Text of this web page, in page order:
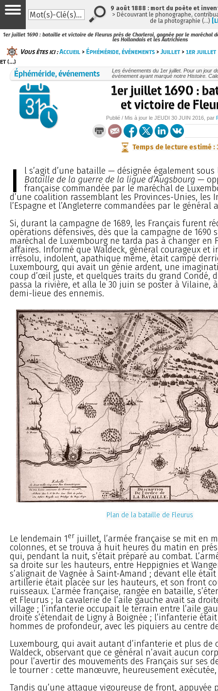
1er juillet 1690 : bataille et victoire de Fleurus près de Charleroi, gagnée par le maréchal
les Hollandais et les Autrichiens
Vous êtes ici :Accueil >Éphéméride, événements >Juillet >1er juillet
et (…)
Éphéméride, événements
Les événements du 1er juillet. Pour un jour
événement ayant marqué notre Histoire.
1er juillet 1690 :
et victoire de
Publié / Mis à jour le JEUDI 30 JUIN 2016, par
Temps de lecture estimé :
I
l s’agit d’une bataille — désignée également
Bataille de la guerre de la ligue d’Augsbourg —
française commandée par le maréchal de
d’une coalition rassemblant les Provinces-Unies, les
l’Espagne et l’Angleterre commandées par le général
Si, durant la campagne de 1689, les Français furent
opérations défensives, dès que la campagne de 1690
maréchal de Luxembourg ne tarda pas à changer en
affaires. Informé que Waldeck, général courageux et
irrésolu, indolent, apathique même, était campé
Luxembourg, qui avait un génie ardent, une
coup d’œil juste, et quelques traits du grand Condé,
passa la rivière, et alla le 30 juin se poster à Vilaine,
demi-lieue des ennemis.
Plan de la bataille de Fleurus
Le lendemain 1er juillet, l’armée française se mit en
colonnes, et se trouva à huit heures du matin en
qui, pendant la nuit, s’était préparé au combat.
sa droite sur les hauteurs, entre Heppignies et
s’alignait de Vagnée à Saint-Amand ; devant elle
artillerie était placée sur les hauteurs, et son front
ruisseaux. L’armée française, rangée en bataille,
et Fleurus ; la cavalerie de l’aile gauche avait sa
village ; l’infanterie occupait le terrain entre l’aile
droite s’étendait de Ligny à Boignée ; l’infanterie
hommes de profondeur, avec les piquiers au centre
Luxembourg, qui avait autant d’infanterie et plus de
Waldeck, observant que ce général n’avait aucun
pour l’avertir des mouvements des Français sur ses
le tourner : cette manœuvre, heureusement
Tandis qu’une attaque vigoureuse de front, appuyée
9 août 1888 : mort du poète et
> Découvrant le phonographe,
de la photographie (…)